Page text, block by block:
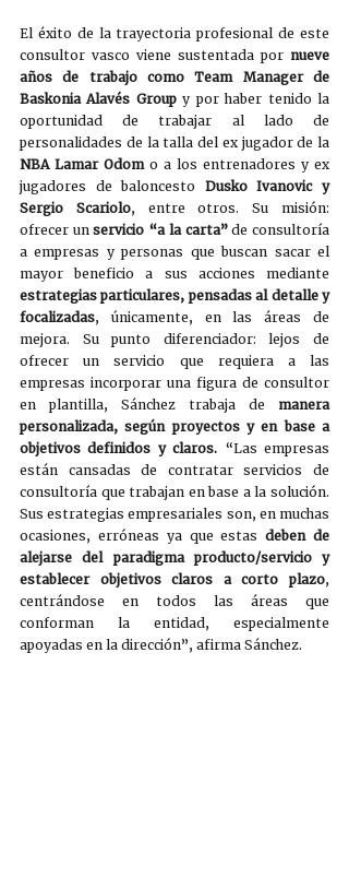
El éxito de la trayectoria profesional de este
consultor vasco viene sustentada por nueve
años de trabajo como Team Manager de
Baskonia Alavés Group y por haber tenido la
oportunidad de trabajar al lado de
NBA Lamar Odom o a los entrenadores y ex
jugadores de baloncesto Dusko Ivanovic y
Sergio Scariolo, entre otros. Su misión:
ofrecer un servicio “a la carta” de consultoría
a empresas y personas que buscan sacar el
estrategias particulares, pensadas al detalle y
focalizadas, únicamente, en las áreas de
mejora. Su punto diferenciador: lejos de
ofrecer un servicio que requiera a las
empresas incorporar una figura de consultor
en plantilla, Sánchez trabaja de manera
personalizada, según proyectos y en base a
objetivos definidos y claros. “Las empresas
están cansadas de contratar servicios de
consultoría que trabajan en base a la solución.
Sus estrategias empresariales son, en muchas
ocasiones, erróneas ya que estas deben de
alejarse del paradigma producto/servicio y
establecer objetivos claros a corto plazo,
centrándose en todos las áreas que
conforman la entidad, especialmente
apoyadas en la dirección”, afirma Sánchez.